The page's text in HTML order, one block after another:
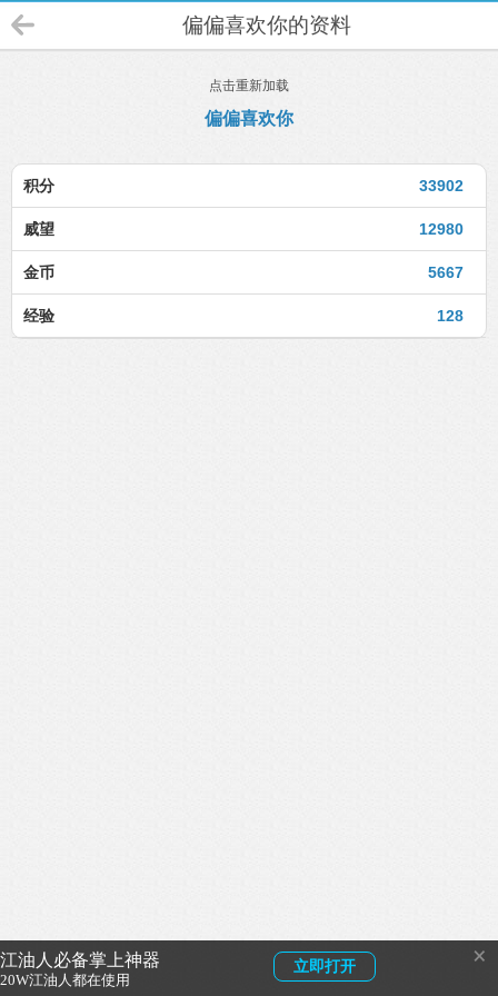
江油人必备掌上神器
20W江油人都在使用
立即打开 ×
偏偏喜欢你的资料
点击重新加载
偏偏喜欢你
33902
积分
12980
威望
5667
金币
128
经验